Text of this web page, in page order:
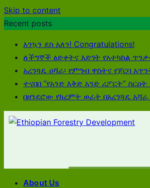
Skip to content
Recent posts
እንኳን ደስ አለን! Congratulations!
ለችግኞች ፅድቀትና እድገት የአተካከል
አረንጓዴ ዐሻራ፡ የምግብ ዋስትና የጀርባ
ተናበበ “የአንድ እቅድ አንድ ሪፖርት“
በዘንደሮው የክረምት ወራት በአረንጓዴ
About Us